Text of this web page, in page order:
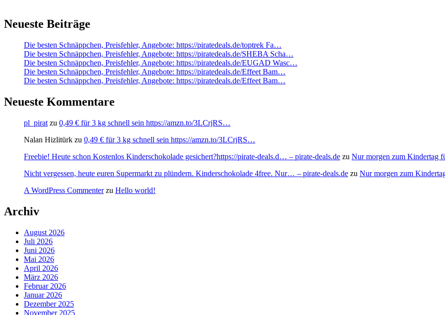
Neueste Beiträge
Die besten Schnäppchen, Preisfehler, Angebote: https://piratedeals.de/toptrek Fa…
Die besten Schnäppchen, Preisfehler, Angebote: https://piratedeals.de/SHEBA Scha…
Die besten Schnäppchen, Preisfehler, Angebote: https://piratedeals.de/EUGAD Wasc…
Die besten Schnäppchen, Preisfehler, Angebote: https://piratedeals.de/Effeet Bam…
Die besten Schnäppchen, Preisfehler, Angebote: https://piratedeals.de/Effeet Bam…
Neueste Kommentare
pl_pirat zu 0,49 € für 3 kg schnell sein https://amzn.to/3LCrjRS…
Nalan Hizlitürk zu 0,49 € für 3 kg schnell sein https://amzn.to/3LCrjRS…
Freebie! Heute schon Kostenlos Kinderschokolade gesichert?https://pirate-deals.d… – pirate-deals.de zu Nur morgen zum Kindertag
Nicht vergessen, heute euren Supermarkt zu plündern. Kinderschokolade 4free. Nur… – pirate-deals.de zu Nur morgen zum
A WordPress Commenterzu Hello world!
Archiv
August 2026
Juli 2026
Juni 2026
Mai 2026
April 2026
März 2026
Februar 2026
Januar 2026
Dezember 2025
November 2025